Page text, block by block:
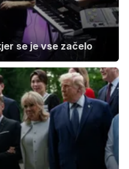
se je vse začelo